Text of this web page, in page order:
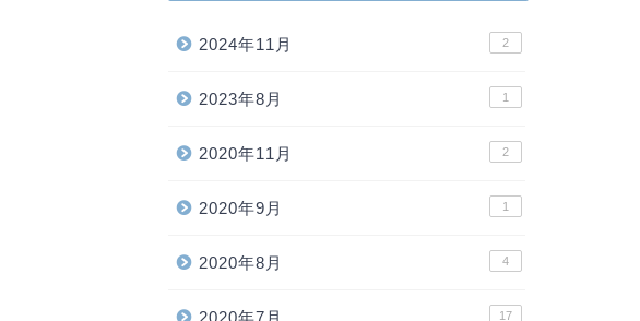
2024年11月 2
2023年8月 1
2020年11月 2
2020年9月 1
2020年8月 4
2020年7月 17